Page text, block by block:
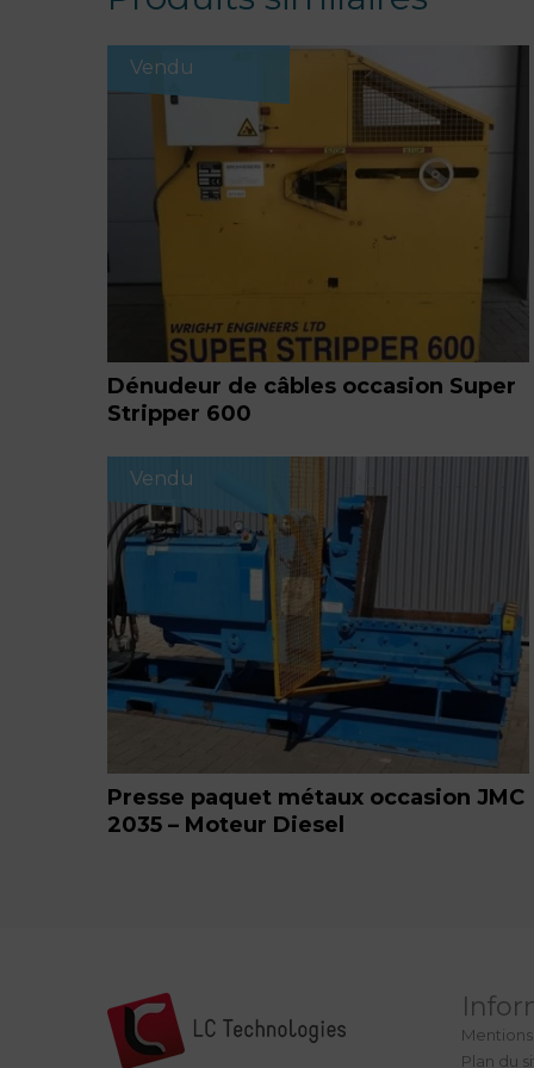
Vendu
Dénudeur de câbles occasion Super
Stripper 600
Vendu
Presse paquet métaux occasion JMC
2035 – Moteur Diesel
Plan du